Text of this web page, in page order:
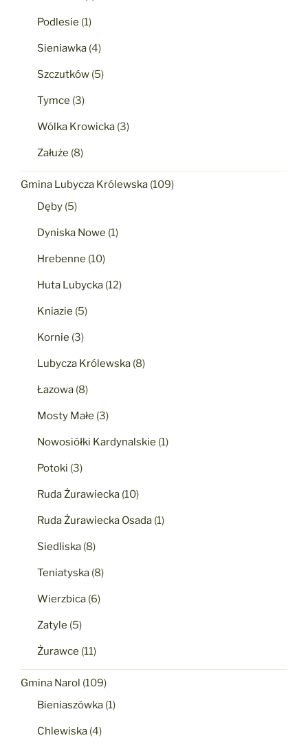
Podlesie (1)
Sieniawka (4)
Szczutków (5)
Tymce (3)
Wólka Krowicka (3)
Załuże (8)
Gmina Lubycza Królewska (109)
Dęby (5)
Dyniska Nowe (1)
Hrebenne (10)
Huta Lubycka (12)
Kniazie (5)
Kornie (3)
Lubycza Królewska (8)
Łazowa (8)
Mosty Małe (3)
Nowosiółki Kardynalskie (1)
Potoki (3)
Ruda Żurawiecka (10)
Ruda Żurawiecka Osada (1)
Siedliska (8)
Teniatyska (8)
Wierzbica (6)
Zatyle (5)
Żurawce (11)
Gmina Narol (109)
Bieniaszówka (1)
Chlewiska (4)